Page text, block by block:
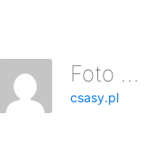
Foto K7 Id815
csasy.pl